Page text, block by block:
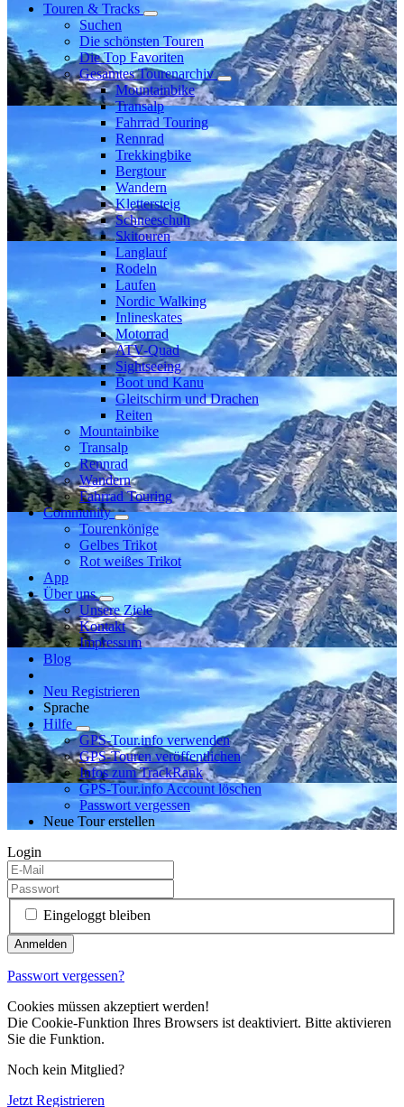
Touren & Tracks
Suchen
Die schönsten Touren
Die Top Favoriten
Gesamtes Tourenarchiv
Mountainbike
Transalp
Fahrrad Touring
Rennrad
Trekkingbike
Bergtour
Wandern
Klettersteig
Schneeschuh
Skitouren
Langlauf
Rodeln
Laufen
Nordic Walking
Inlineskates
Motorrad
ATV-Quad
Sightseeing
Boot und Kanu
Gleitschirm und Drachen
Reiten
Mountainbike
Transalp
Rennrad
Wandern
Fahrrad Touring
Community
Tourenkönige
Gelbes Trikot
Rot weißes Trikot
App
Über uns
Unsere Ziele
Kontakt
Impressum
Blog
Neu Registrieren
Sprache
Hilfe
GPS-Tour.info verwenden
GPS-Touren veröffentlichen
Infos zum TrackRank
GPS-Tour.info Account löschen
Passwort vergessen
Neue Tour erstellen
Login
Eingeloggt bleiben
Passwort vergessen?
Cookies müssen akzeptiert werden!
Die Cookie-Funktion Ihres Browsers ist deaktiviert. Bitte aktivieren
Sie die Funktion.
Noch kein Mitglied?
Jetzt Registrieren